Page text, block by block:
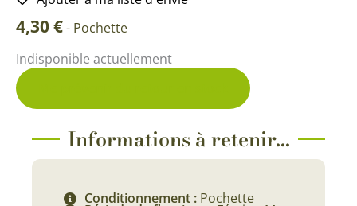
4,30€- Pochette
Indisponible actuellement
Informations à retenir...
Conditionnement : Pochette